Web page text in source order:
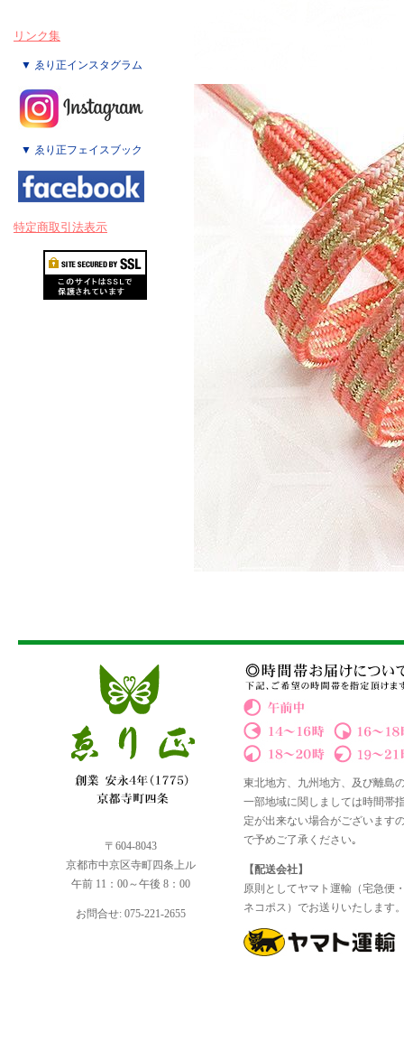
リンク集
▼ ゑり正インスタグラム
▼ ゑり正フェイスブック
特定商取引法表示
〒604-8043
京都市中京区寺町四条上ル
午前 11：00～午後 8：00
お問合せ: 075-221-2655
東北地方、九州地方、及び離島
一部地域に関しましては時間帯
定が出来ない場合がございます
で予めご了承ください｡
【配送会社】
原則としてヤマト運輸（宅急便
ネコポス）でお送りいたします